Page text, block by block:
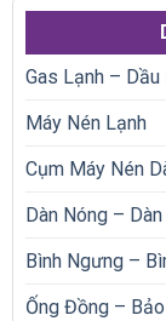
Gas Lạnh – Dầu
Máy Nén Lạnh
Cụm Máy Nén
Dàn Nóng –
Bình Ngưng –
Ống Đồng –